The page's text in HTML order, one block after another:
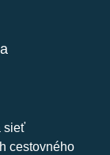
sieť
cestovného